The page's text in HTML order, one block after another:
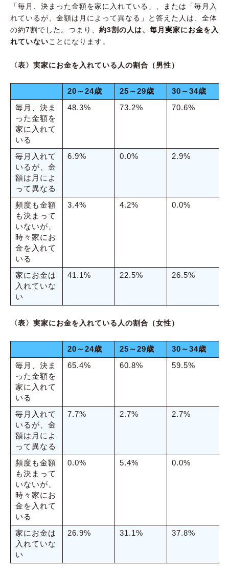
「毎月、決まった金額を家に入れている」、または「毎月入
れているが、金額は月によって異なる」と答えた人は、全体
の約7割でした。つまり、 約3割の人は、毎月実家にお金を入
れていないことになります。
〈表〉実家にお金を入れている人の割合（男性）
20～24歳 25～29歳 30～34歳
毎月、決ま
った金額を
家に入れて
いる
48.3% 73.2% 70.6%
毎月入れて
いるが、金
額は月によ
って異なる
6.9% 0.0% 2.9%
頻度も金額
も決まって
いないが、
時々家にお
金を入れて
いる
3.4% 4.2% 0.0%
家にお金は
入れていな
い
41.1% 22.5% 26.5%
〈表〉実家にお金を入れている人の割合（女性）
20～24歳 25～29歳 30～34歳
毎月、決ま
った金額を
家に入れて
いる
65.4% 60.8% 59.5%
毎月入れて
いるが、金
額は月によ
って異なる
7.7% 2.7% 2.7%
頻度も金額
も決まって
いないが、
時々家にお
金を入れて
いる
0.0% 5.4% 0.0%
家にお金は
入れていな
い
26.9% 31.1% 37.8%